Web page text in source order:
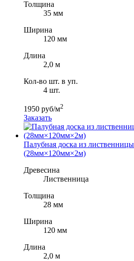
Толщина
35 мм
Ширина
120 мм
Длина
2,0 м
Кол-во шт. в уп.
4 шт.
1950 руб/м2
Заказать
Палубная доска из
(28мм×120мм×2м)
Древесина
Лиственница
Толщина
28 мм
Ширина
120 мм
Длина
2,0 м